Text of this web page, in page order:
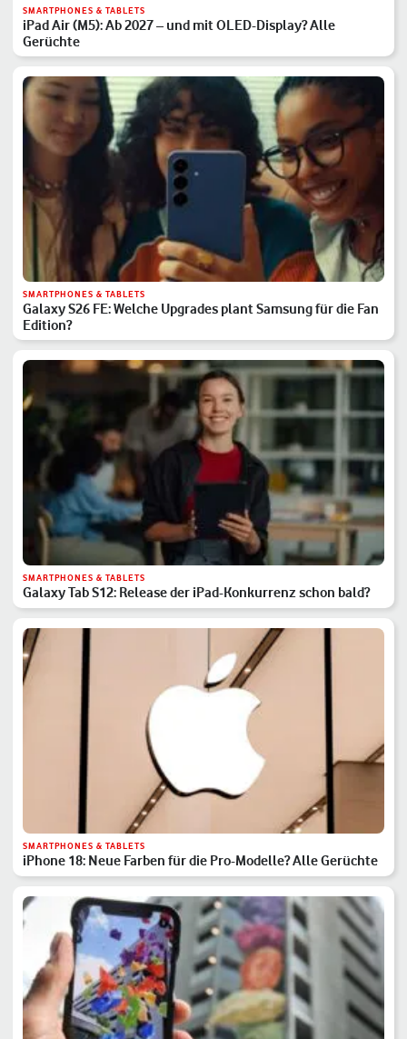
SMARTPHONES & TABLETS
iPad Air (M5): Ab 2027 – und mit OLED-Display? Alle
Gerüchte
SMARTPHONES & TABLETS
Galaxy S26 FE: Welche Upgrades plant Samsung für die Fan
Edition?
SMARTPHONES & TABLETS
Galaxy Tab S12: Release der iPad-Konkurrenz schon bald?
SMARTPHONES & TABLETS
iPhone 18: Neue Farben für die Pro-Modelle? Alle Gerüchte